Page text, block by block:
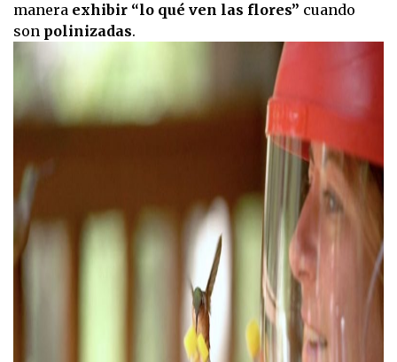
manera exhibir “lo qué ven las flores” cuando
son polinizadas.